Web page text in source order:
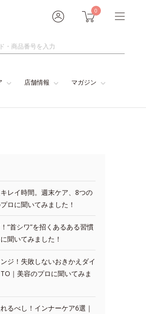
0
店舗情報 マガジン
レイ時間。週末ケア、8つの
ロに聞いてみました！
“首シワ”を招くあるある習慣
聞いてみました！
ジ！失敗しないおきかえダイ
｜美容のプロに聞いてみま
るべし！インナーケア6選｜